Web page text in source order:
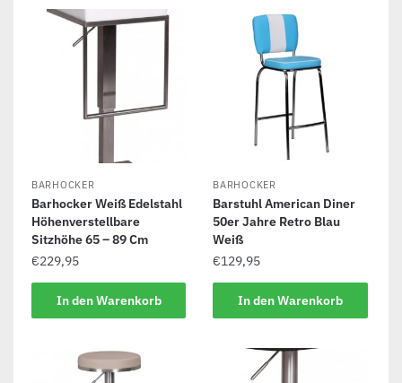
BARHOCKER
Barhocker Weiß Edelstahl
Höhenverstellbare
Sitzhöhe 65 – 89 Cm
€229,95
In den Warenkorb
BARHOCKER
Barstuhl American Diner
50er Jahre Retro Blau
Weiß
€129,95
In den Warenkorb